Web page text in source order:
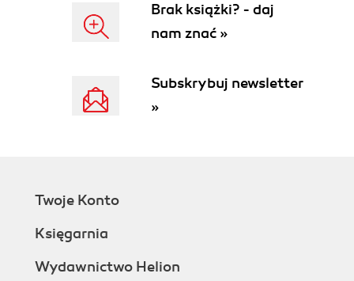
Brak książki? - daj
nam znać »
Subskrybuj newsletter
»
Twoje Konto
Księgarnia
Wydawnictwo Helion